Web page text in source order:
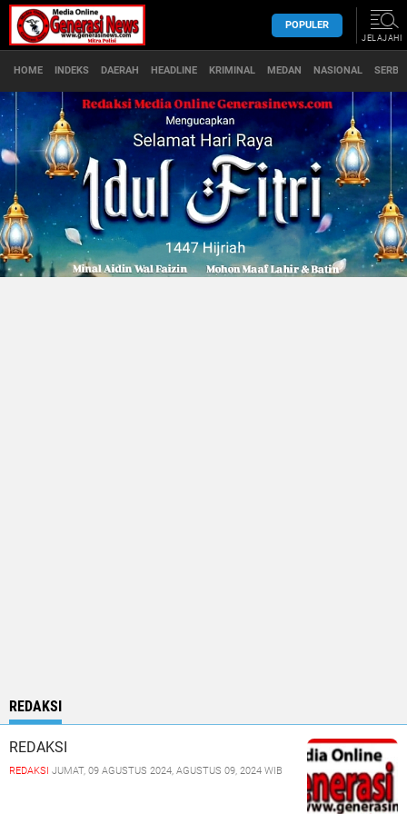
POPULER
JELAJAHI
HOME INDEKS DAERAH HEADLINE KRIMINAL MEDAN NASIONAL
REDAKSI
REDAKSI
REDAKSI JUMAT, 09 AGUSTUS 2024, AGUSTUS 09, 2024 WIB